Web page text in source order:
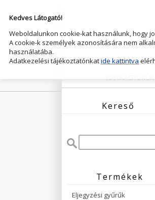
KARIKAGYŰRŰK
Kereső
Termékek
Eljegyzési gyűrűk
Kedves Látogató!
Weboldalunkon cookie-kat használunk, hogy
A cookie-k személyek azonosítására nem
használatába.
Adatkezelési tájékoztatónkatide kattintva